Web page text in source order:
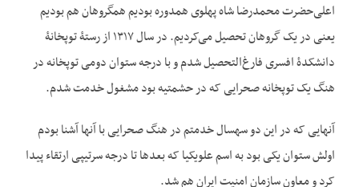
اعلی‌حضرت محمدرضا شاه پهلوی هم‏دوره بودیم هم‏گروهان هم بودیم
یعنی در یک گروهان تحصیل می‌کردیم. در سال ۱۳۱۷ از رستۀ توپخانۀ
دانشکدۀ افسری فارغ‌التحصیل شدم و با درجه ستوان دومی‌ توپخانه در
هنگ یک توپخانه صحرایی که در حشمتیه بود مشغول خدمت شدم.
آنهایی که در این دو سه‏سال خدمتم در هنگ صحرایی با آنها آشنا بودم
اولش ستوان یکی بود به اسم علوی‏کیا که بعدها تا درجه سرتیپی ارتقاء پیدا
کرد و معاون سازمان امنیت ایران هم شد.